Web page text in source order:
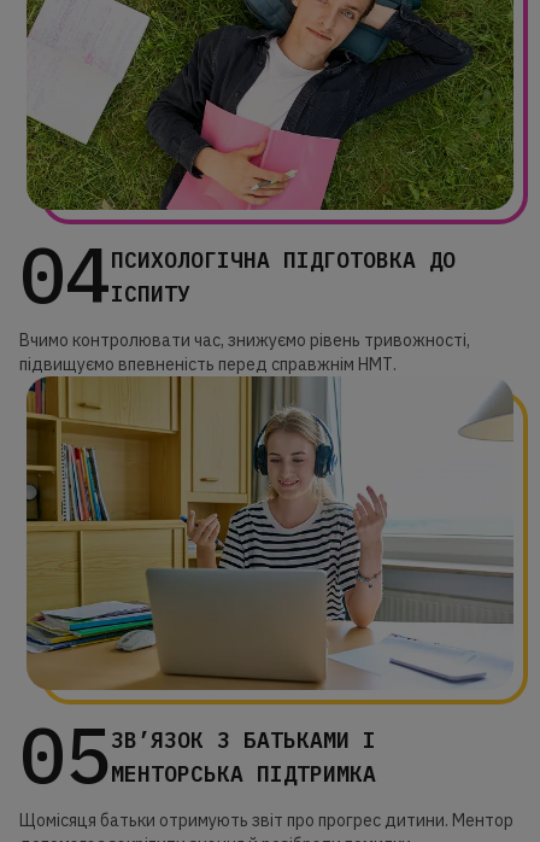
04ПСИХОЛОГІЧНА ПІДГОТОВКА ДО
ІСПИТУ
Вчимо контролювати час, знижуємо рівень тривожності,
підвищуємо впевненість перед справжнім НМТ.
05ЗВ’ЯЗОК З БАТЬКАМИ І
МЕНТОРСЬКА ПІДТРИМКА
Щомісяця батьки отримують звіт про прогрес дитини. Ментор